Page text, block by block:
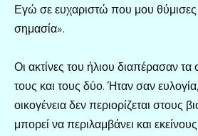
Εγώ σε ευχαριστώ που μου θύμισες
σημασία».
Οι ακτίνες του ήλιου διαπέρασαν τα
τους και τους δύο. Ήταν σαν
οικογένεια δεν περιορίζεται στους
μπορεί να περιλαμβάνει και